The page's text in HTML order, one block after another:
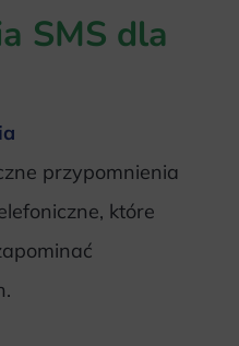
SMS dla
przypomnienia
które